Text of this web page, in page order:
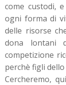
come custodi,
ogni forma di
delle risorse
dona lontani
competizione
perchè figli
Cercheremo,